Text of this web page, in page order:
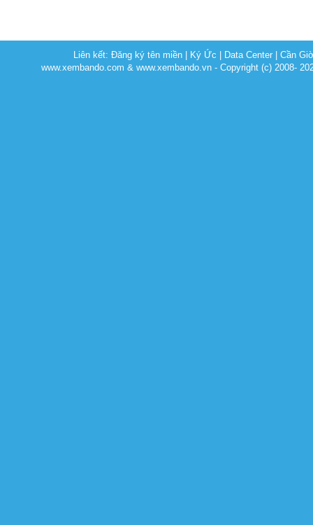
Liên kết:Đăng ký tên miền Ký Ức Data Center |Cần
www.xembando.com & www.xembando.vn - Copyright (c) 2008-